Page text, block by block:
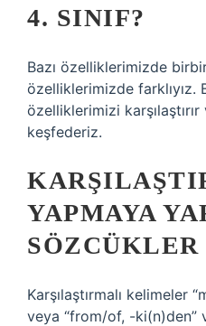
4. SINIF?
Bazı özelliklerimizde
özelliklerimizde farklıyız.
özelliklerimizi karşılaştırır
keşfederiz.
YAPMAYA
Karşılaştırmalı kelimeler
veya “from/of, -